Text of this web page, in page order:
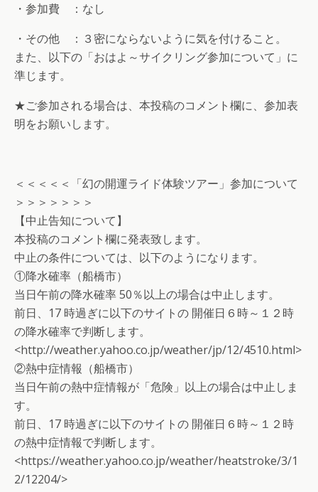
・参加費 ：なし
・その他 ：３密にならないように気を付けること。
また、以下の「おはよ～サイクリング参加について」に
準じます。
★ご参加される場合は、本投稿のコメント欄に、参加表
明をお願いします。
＜＜＜＜＜「幻の開運ライド体験ツアー」参加について
＞＞＞＞＞＞＞
【中止告知について】
本投稿のコメント欄に発表致します。
中止の条件については、以下のようになります。
①降水確率（船橋市）
当日午前の降水確率 50％以上の場合は中止します。
前日、17 時過ぎに以下のサイトの 開催日６時～１２時
の降水確率で判断します。
<http://weather.yahoo.co.jp/weather/jp/12/4510.html>
②熱中症情報（船橋市）
当日午前の熱中症情報が「危険」以上の場合は中止しま
す。
前日、17 時過ぎに以下のサイトの 開催日６時～１２時
の熱中症情報で判断します。
<https://weather.yahoo.co.jp/weather/heatstroke/3/1
2/12204/>